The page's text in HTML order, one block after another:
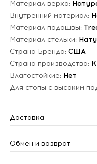
Материал верха:
Внутренний материал:
Материал подошвы:
Материал стельки:
Страна Бренда: США
Страна производства:
Влагостойкие: Нет
Для стопы с высоким
Доставка
Обмен и возврат